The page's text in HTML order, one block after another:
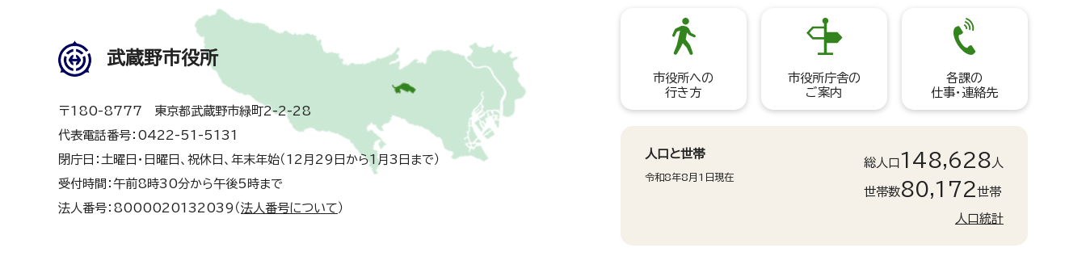
武蔵野市役所
〒180-8777 東京都武蔵野市緑町2-2-28
代表電話番号：0422-51-5131
閉庁日：土曜日・日曜日、祝休日、年末年始（12月29日から1月3日まで）
受付時間：午前8時30分から午後5時まで
法人番号：8000020132039（ 法人番号について ）
市役所への
行き方
市役所庁舎の
ご案内
各課の
仕事・連絡先
人口と世帯
令和8年8月1日現在
総人口 148,628 人
世帯数80,172世帯
人口統計